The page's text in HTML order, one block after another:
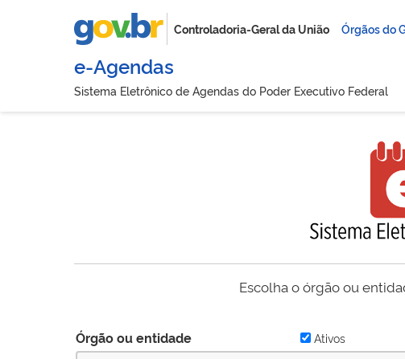
Controladoria-Geral da União Órgãos do
e-Agendas
Sistema Eletrônico de Agendas do Poder Executivo Federal
Escolha o órgão ou
Órgão ou entidade Ativos